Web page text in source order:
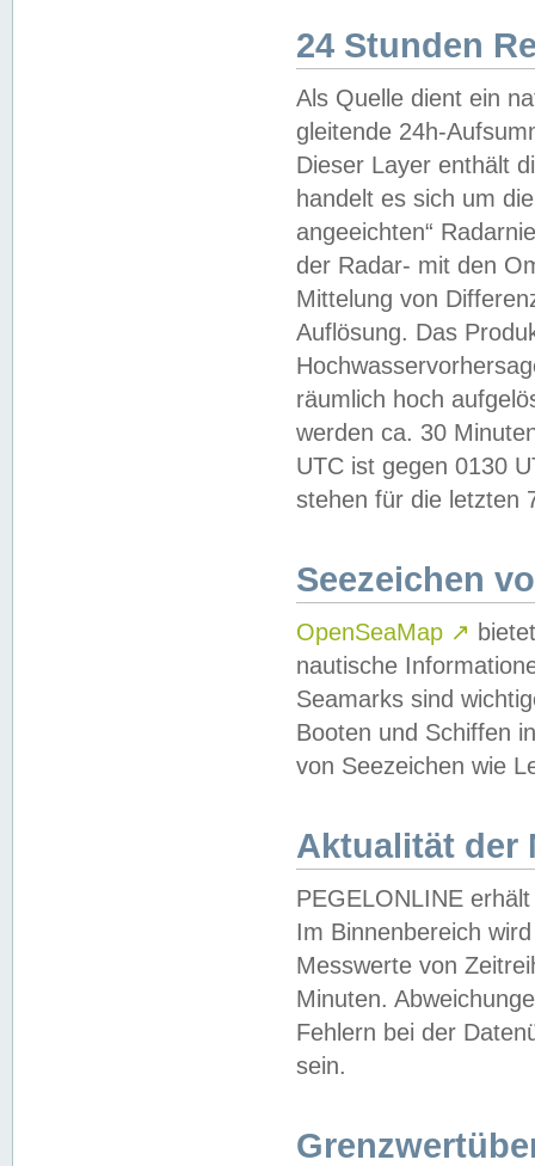
24 Stunden
Als Quelle dient ein
gleitende 24h-
Dieser Layer enthält
handelt es sich um
angeeichten“
der Radar- mit den
Mittelung von
Auflösung. Das
räumlich hoch
werden ca. 30
UTC ist gegen 0130
stehen für die letzten
Seezeichen
OpenSeaMap ↗
nautische
Seamarks sind
Booten und Schiffen
von Seezeichen wie
Aktualität der
PEGELONLINE
Im Binnenbereich
Messwerte von
Minuten.
Fehlern bei der
sein.